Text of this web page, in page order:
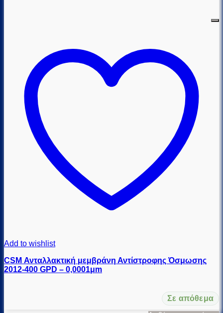
Add to wishlist
CSM Ανταλλακτική μεμβράνη Αντίστροφης Όσμωσης
2012-400 GPD – 0,0001μm
Σε απόθεμα